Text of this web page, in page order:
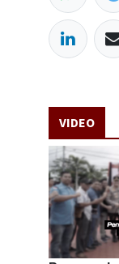
VIDEO